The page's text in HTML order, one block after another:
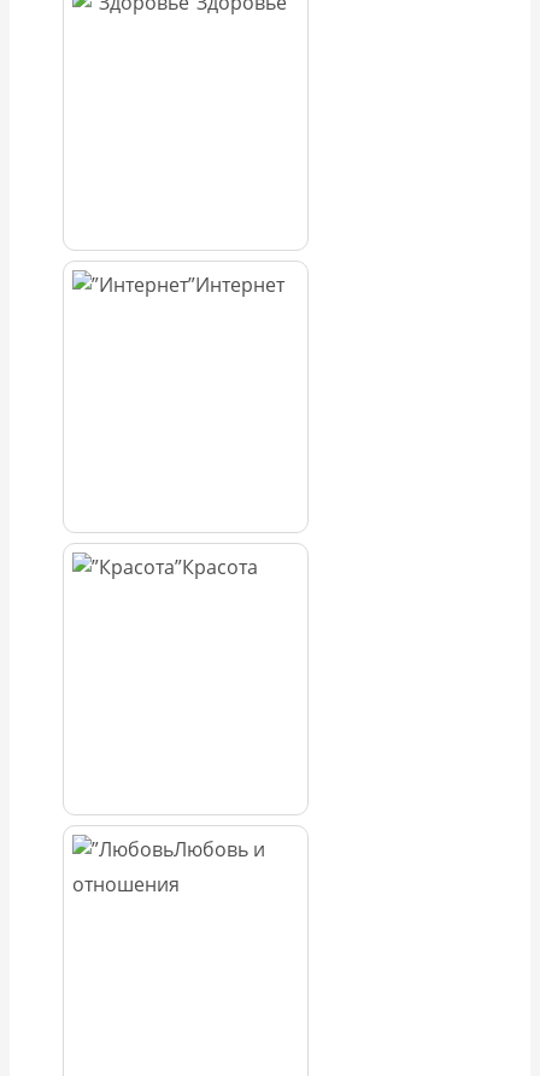
Интернет
Красота
Любовь и
отношения